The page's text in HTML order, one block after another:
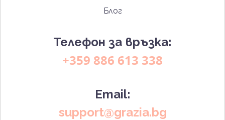
Блог
Телефон за връзка:
+359 886 613 338
Email:
support@grazia.bg